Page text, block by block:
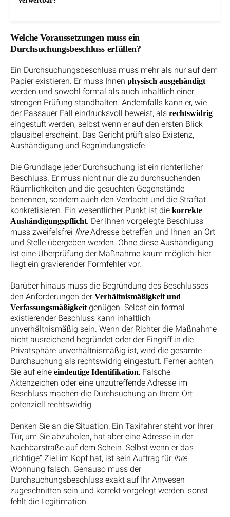
Welche Voraussetzungen muss ein
Durchsuchungsbeschluss erfüllen?
Ein Durchsuchungsbeschluss muss mehr als nur auf dem
Papier existieren. Er muss Ihnen physisch ausgehändigt
werden und sowohl formal als auch inhaltlich einer
strengen Prüfung standhalten. Andernfalls kann er, wie
der Passauer Fall eindrucksvoll beweist, als rechtswidrig
eingestuft werden, selbst wenn er auf den ersten Blick
plausibel erscheint. Das Gericht prüft also Existenz,
Aushändigung und Begründungstiefe.
Die Grundlage jeder Durchsuchung ist ein richterlicher
Beschluss. Er muss nicht nur die zu durchsuchenden
Räumlichkeiten und die gesuchten Gegenstände
benennen, sondern auch den Verdacht und die Straftat
konkretisieren. Ein wesentlicher Punkt ist die korrekte
Aushändigungspflicht. Der Ihnen vorgelegte Beschluss
muss zweifelsfrei IhreAdresse betreffen und Ihnen an Ort
und Stelle übergeben werden. Ohne diese Aushändigung
ist eine Überprüfung der Maßnahme kaum möglich; hier
liegt ein gravierender Formfehler vor.
Darüber hinaus muss die Begründung des Beschlusses
den Anforderungen der Verhältnismäßigkeit und
Verfassungsmäßigkeitgenügen. Selbst ein formal
existierender Beschluss kann inhaltlich
unverhältnismäßig sein. Wenn der Richter die Maßnahme
nicht ausreichend begründet oder der Eingriff in die
Privatsphäre unverhältnismäßig ist, wird die gesamte
Durchsuchung als rechtswidrig eingestuft. Ferner achten
Sie auf eine eindeutige Identifikation: Falsche
Aktenzeichen oder eine unzutreffende Adresse im
Beschluss machen die Durchsuchung an Ihrem Ort
potenziell rechtswidrig.
Denken Sie an die Situation: Ein Taxifahrer steht vor Ihrer
Tür, um Sie abzuholen, hat aber eine Adresse in der
Nachbarstraße auf dem Schein. Selbst wenn er das
„richtige“ Ziel im Kopf hat, ist sein Auftrag für Ihre
Wohnung falsch. Genauso muss der
Durchsuchungsbeschluss exakt auf Ihr Anwesen
zugeschnitten sein und korrekt vorgelegt werden, sonst
fehlt die Legitimation.